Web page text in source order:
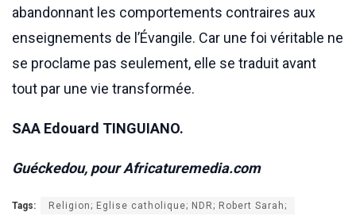
abandonnant les comportements contraires aux
enseignements de l’Évangile. Car une foi véritable ne
se proclame pas seulement, elle se traduit avant
tout par une vie transformée.
SAA Edouard TINGUIANO.
Guéckedou, pour Africaturemedia.com
Tags: Religion; Eglise catholique; NDR; Robert Sarah;